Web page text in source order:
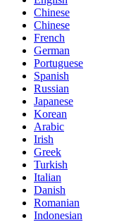
Chinese
Chinese
French
German
Portuguese
Spanish
Russian
Japanese
Korean
Arabic
Irish
Greek
Turkish
Italian
Danish
Romanian
Indonesian